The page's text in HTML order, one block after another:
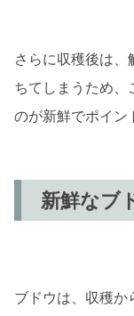
さらに収穫後は
ちてしまうため、
のが新鮮でポイン
新鮮なブ
ブドウは、収穫か